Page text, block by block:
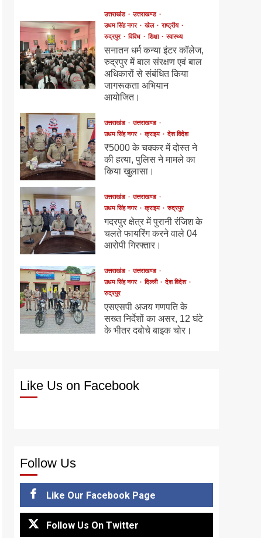
उत्तराखंड
उत्तराखण्ड
उधम सिंह नगर
खेल
राष्ट्रीय
रुद्रपुर
विविध शिक्षा स्वास्थ्य
सनातन धर्म कन्या इंटर कॉलेज,
रुद्रपुर में बाल संरक्षण एवं बाल
अधिकारों से संबंधित किया
जागरूकता अभियान
आयोजित।
उत्तराखंड
उत्तराखण्ड
उधम सिंह नगर
क्राइम देश विदेश
₹5000 के चक्कर में दोस्त ने
की हत्या, पुलिस ने मामले का
किया खुलासा।
उत्तराखंड
उत्तराखण्ड
उधम सिंह नगर
क्राइम रुद्रपुर
गदरपुर क्षेत्र में पुरानी रंजिश के
चलते फायरिंग करने वाले 04
आरोपी गिरफ्तार।
उत्तराखंड
उत्तराखण्ड
उधम सिंह नगर
दिल्ली
देश विदेश
रुद्रपुर
एसएसपी अजय गणपति के
सख्त निर्देशों का असर, 12 घंटे
के भीतर दबोचे बाइक चोर।
Like Us on Facebook
Follow Us
Like Our Facebook Page
Follow Us On Twitter